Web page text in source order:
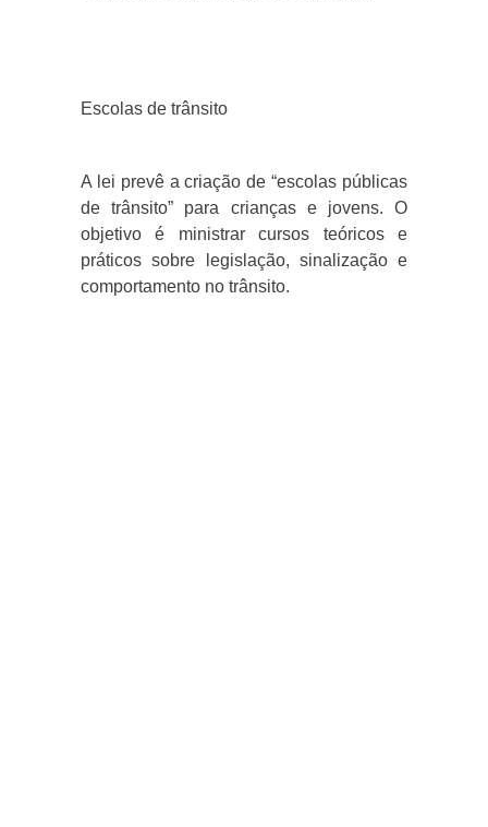
Escolas de trânsito
A lei prevê a criação de “escolas públicas
de trânsito” para crianças e jovens. O
objetivo é ministrar cursos teóricos e
práticos sobre legislação, sinalização e
comportamento no trânsito.